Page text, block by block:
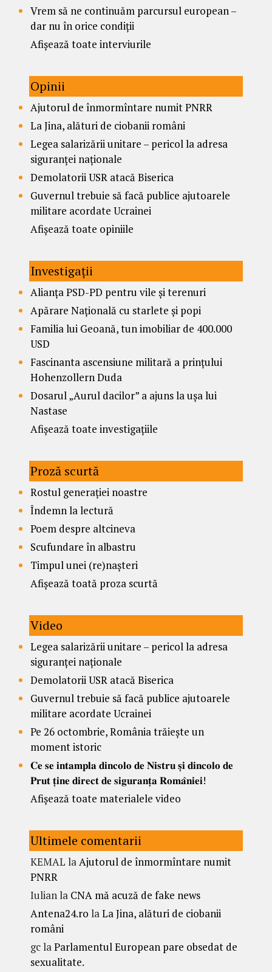
Vrem să ne continuăm parcursul european –
dar nu în orice condiții
Afișează toate interviurile
Opinii
Ajutorul de înmormîntare numit PNRR
La Jina, alături de ciobanii români
Legea salarizării unitare – pericol la adresa
siguranței naționale
Demolatorii USR atacă Biserica
Guvernul trebuie să facă publice ajutoarele
militare acordate Ucrainei
Afișează toate opiniile
Investigații
Alianța PSD-PD pentru vile și terenuri
Apărare Națională cu starlete și popi
Familia lui Geoană, tun imobiliar de 400.000
USD
Fascinanta ascensiune militară a prințului
Hohenzollern Duda
Dosarul „Aurul dacilor” a ajuns la ușa lui
Nastase
Afișează toate investigațiile
Proză scurtă
Rostul generației noastre
Îndemn la lectură
Poem despre altcineva
Scufundare în albastru
Timpul unei (re)nașteri
Afișează toată proza scurtă
Video
Legea salarizării unitare – pericol la adresa
siguranței naționale
Demolatorii USR atacă Biserica
Guvernul trebuie să facă publice ajutoarele
militare acordate Ucrainei
Pe 26 octombrie, România trăiește un
moment istoric
𝐂𝐞 𝐬𝐞 𝐢𝐧𝐭𝐚𝐦𝐩𝐥𝐚 𝐝𝐢𝐧𝐜𝐨𝐥𝐨 𝐝𝐞 𝐍𝐢𝐬𝐭𝐫𝐮 𝐬̦𝐢 𝐝𝐢𝐧𝐜𝐨𝐥𝐨 𝐝𝐞
𝐏𝐫𝐮𝐭 𝐭̦𝐢𝐧𝐞 𝐝𝐢𝐫𝐞𝐜𝐭 𝐝𝐞 𝐬𝐢𝐠𝐮𝐫𝐚𝐧𝐭̦𝐚 𝐑𝐨𝐦𝐚̂𝐧𝐢𝐞𝐢!
Afișează toate materialele video
Ultimele comentarii
KEMAL laAjutorul de înmormîntare numit
PNRR
Iulianla CNA mă acuză de fake news
Antena24.ro laLa Jina, alături de ciobanii
români
gclaParlamentul European pare obsedat de
sexualitate.